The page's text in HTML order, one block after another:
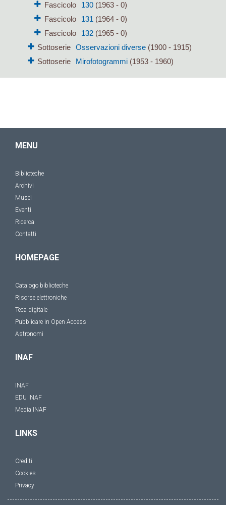
Fascicolo
130(1963 - 0)
Fascicolo
131 (1964 - 0)
Fascicolo
132(1965 - 0)
Sottoserie
Osservazioni diverse (1900 - 1915)
Sottoserie
Mirofotogrammi (1953 - 1960)
MENU
Biblioteche
Archivi
Musei
Eventi
Ricerca
Contatti
HOMEPAGE
Catalogo biblioteche
Risorse elettroniche
Teca digitale
Pubblicare in Open Access
Astronomi
INAF
INAF
EDU INAF
Media INAF
LINKS
Crediti
Cookies
Privacy